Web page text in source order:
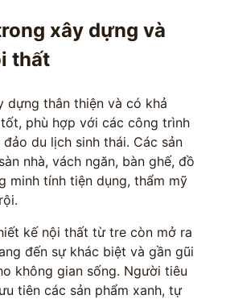
xây dựng và
thất
dựng thân thiện và có khả
phù hợp với các công trình
đảo du lịch sinh thái. Các sản
nhà, vách ngăn, bàn ghế, đồ
minh tính tiện dụng, thẩm mỹ
kế nội thất từ tre còn mở ra
đến sự khác biệt và gần gũi
không gian sống. Người tiêu
tiên các sản phẩm xanh, tự